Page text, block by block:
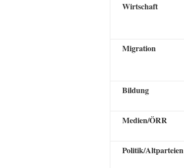
Wirtschaft
Migration
Bildung
Medien/ÖRR
Politik/Altparteien